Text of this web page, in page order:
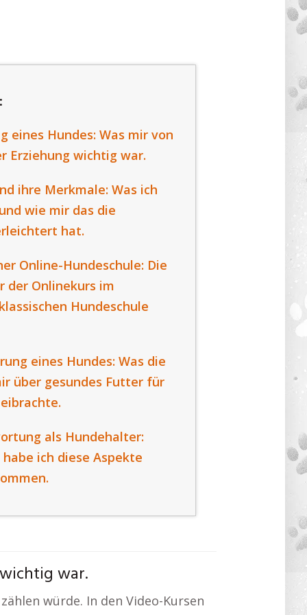
eines Hundes: Was mir von
Erziehung wichtig war.
ihre Merkmale: Was ich
wie mir das die
hat.
Online-Hundeschule: Die
der Onlinekurs im
Hundeschule
eines Hundes: Was die
über gesundes Futter für
als Hundehalter:
ich diese Aspekte
war.
würde. In den Video-Kursen